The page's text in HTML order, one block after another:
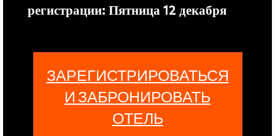
регистрации: Пятница 12 декабря
ЗАРЕГИСТРИРОВАТЬСЯ
И ЗАБРОНИРОВАТЬ
ОТЕЛЬ